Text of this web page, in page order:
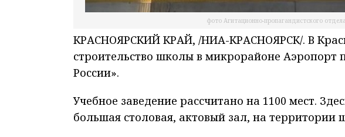
фото Агитационно-пропагандистского
КРАСНОЯРСКИЙ КРАЙ, /НИА-КРАСНОЯРСК/. В
строительство школы в микрорайоне
России».
Учебное заведение рассчитано на 1100 мест.
большая столовая, актовый зал, на